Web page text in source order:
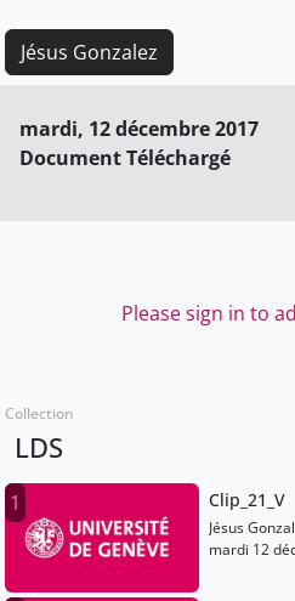
Jésus Gonzalez
mardi, 12 décembre 2017
Document Téléchargé
Please sign in to
Collection
LDS
1 Clip_21_V
Jésus
mardi 12